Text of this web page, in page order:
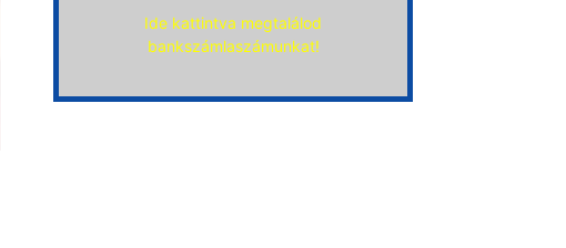
Ide kattintva megtalálod
bankszámlaszámunkat!